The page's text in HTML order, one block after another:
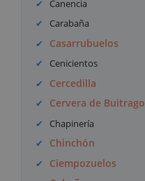
Canencia
Carabaña
Casarrubuelos
Cenicientos
Cercedilla
Cervera de Buitrago
Chapinería
Chinchón
Ciempozuelos